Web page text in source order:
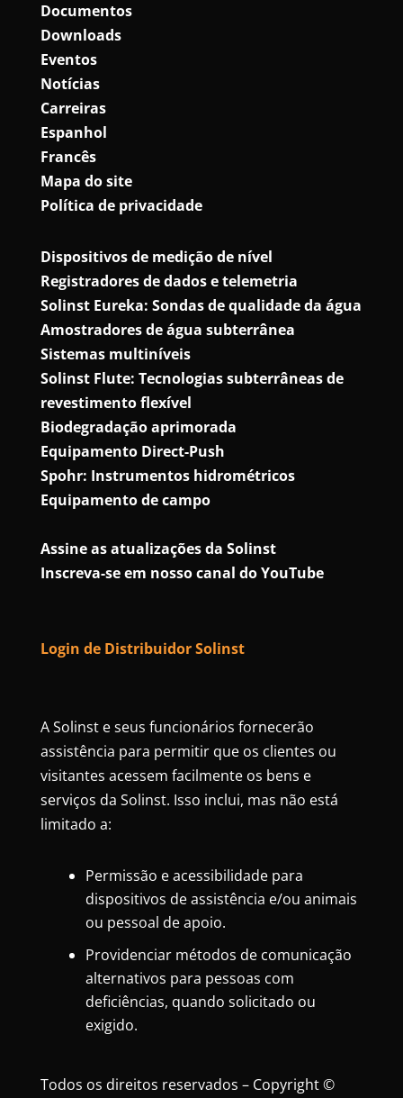
Documentos
Downloads
Eventos
Notícias
Carreiras
Espanhol
Francês
Mapa do site
Política de privacidade
Dispositivos de medição de nível
Registradores de dados e telemetria
Solinst Eureka: Sondas de qualidade da água
Amostradores de água subterrânea
Sistemas multiníveis
Solinst Flute: Tecnologias subterrâneas de
revestimento flexível
Biodegradação aprimorada
Equipamento Direct-Push
Spohr: Instrumentos hidrométricos
Equipamento de campo
Assine as atualizações da Solinst
Inscreva-se em nosso canal do YouTube
Login de Distribuidor Solinst
A Solinst e seus funcionários fornecerão
assistência para permitir que os clientes ou
visitantes acessem facilmente os bens e
serviços da Solinst. Isso inclui, mas não está
limitado a:
Permissão e acessibilidade para
dispositivos de assistência e/ou animais
ou pessoal de apoio.
Providenciar métodos de comunicação
alternativos para pessoas com
deficiências, quando solicitado ou
exigido.
Todos os direitos reservados – Copyright ©